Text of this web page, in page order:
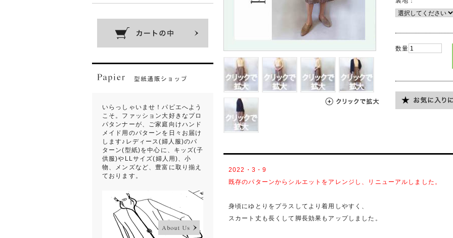
いらっしゃいませ！パピエへよう
こそ。ファッション大好きなプロ
パタンナーが、ご家庭向けハンド
メイド用のパターンを日々お届け
します♪レディース(婦人服)のパ
ターン(型紙)を中心に、キッズ(子
供服)やLLサイズ(婦人用)、小
物、メンズなど、豊富に取り揃え
ております。
数量
2022・3・9
既存のパターンからシルエットをアレンジし、リニューアルしました。
身頃にゆとりをプラスしてより着用しやすく、
スカート丈も長くして脚長効果もアップしました。